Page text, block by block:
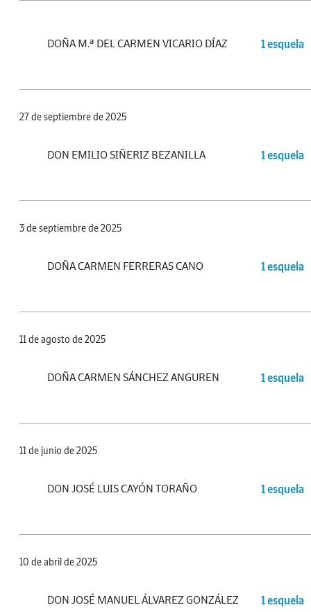
DOÑA M.ª DEL CARMEN VICARIO DÍAZ 1 esquela
27 de septiembre de 2025
DON EMILIO SIÑERIZ BEZANILLA 1 esquela
3 de septiembre de 2025
DOÑA CARMEN FERRERAS CANO 1 esquela
11 de agosto de 2025
DOÑA CARMEN SÁNCHEZ ANGUREN 1 esquela
11 de junio de 2025
DON JOSÉ LUIS CAYÓN TORAÑO 1 esquela
10 de abril de 2025
DON JOSÉ MANUEL ÁLVAREZ GONZÁLEZ 1 esquela